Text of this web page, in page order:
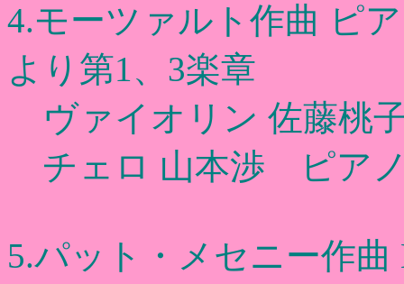
4.モーツァルト作曲 ピ
より第1、3楽章
ヴァイオリン 佐藤桃
チェロ 山本渉 ピア
5.パット・メセニー作曲